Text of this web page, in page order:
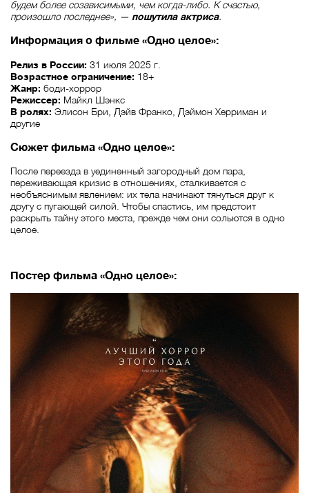
будем более созависимыми, чем когда-либо. К счастью,
произошло последнее», — пошутила актриса.
Информация о фильме «Одно целое»:
Релиз в России: 31 июля 2025 г.
Возрастное ограничение: 18+
Жанр: боди-хоррор
Режиссер: Майкл Шэнкс
В ролях: Элисон Бри, Дэйв Франко, Дэймон Херриман и
другие
Сюжет фильма «Одно целое»:
После переезда в уединенный загородный дом пара,
переживающая кризис в отношениях, сталкивается с
необъяснимым явлением: их тела начинают тянуться друг к
другу с пугающей силой. Чтобы спастись, им предстоит
раскрыть тайну этого места, прежде чем они сольются в одно
целое.
Постер фильма «Одно целое»: